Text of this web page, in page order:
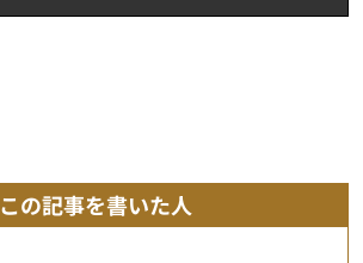
この記事を書いた人